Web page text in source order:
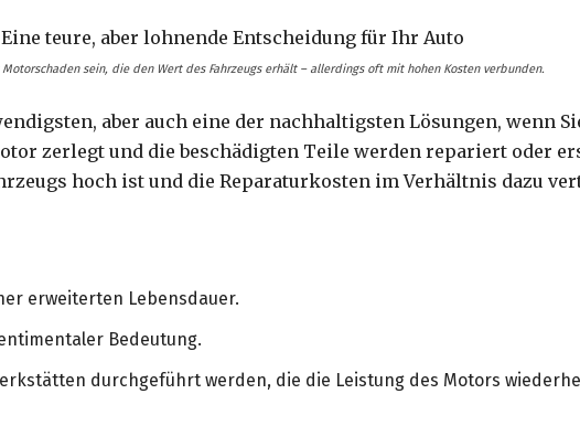
sein, die den Wert des Fahrzeugs erhält – allerdings oft mit hohen Kosten verbunden.
aber auch eine der nachhaltigsten Lösungen, wenn
zerlegt und die beschädigten Teile werden repariert oder
hoch ist und die Reparaturkosten im Verhältnis dazu
erweiterten Lebensdauer.
Bedeutung.
durchgeführt werden, die die Leistung des Motors